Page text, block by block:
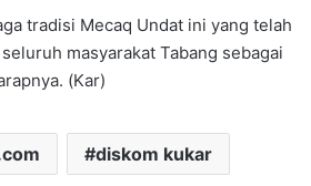
tradisi Mecaq Undat ini yang telah
masyarakat Tabang sebagai
(Kar)
diskom kukar